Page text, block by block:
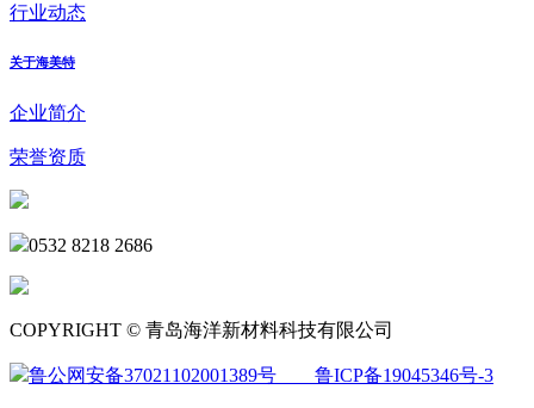
行业动态
关于海美特
企业简介
荣誉资质
0532 8218 2686
COPYRIGHT © 青岛海洋新材料科技有限公司
鲁公网安备37021102001389号 鲁ICP备19045346号-3